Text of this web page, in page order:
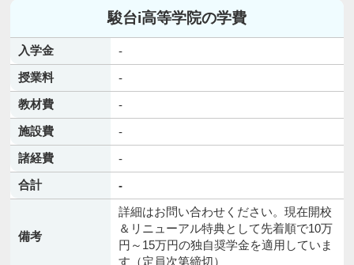
駿台i高等学院の学費
入学金
-
授業料
-
教材費
-
施設費
-
諸経費
-
合計
-
備考
詳細はお問い合わせください。現在開校
＆リニューアル特典として先着順で10万
円～15万円の独自奨学金を適用していま
す（定員次第締切）